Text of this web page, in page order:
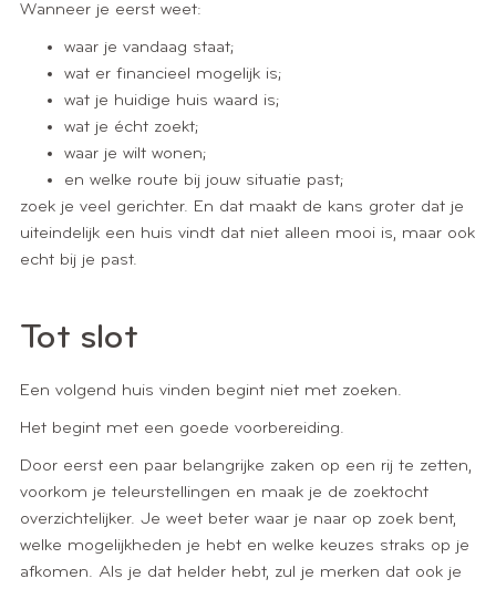
Wanneer je eerst weet:
waar je vandaag staat;
wat er financieel mogelijk is;
wat je huidige huis waard is;
wat je écht zoekt;
waar je wilt wonen;
en welke route bij jouw situatie past;
zoek je veel gerichter. En dat maakt de kans groter dat je
uiteindelijk een huis vindt dat niet alleen mooi is, maar ook
echt bij je past.
Tot slot
Een volgend huis vinden begint niet met zoeken.
Het begint met een goede voorbereiding.
Door eerst een paar belangrijke zaken op een rij te zetten,
voorkom je teleurstellingen en maak je de zoektocht
overzichtelijker. Je weet beter waar je naar op zoek bent,
welke mogelijkheden je hebt en welke keuzes straks op je
afkomen. Als je dat helder hebt, zul je merken dat ook je